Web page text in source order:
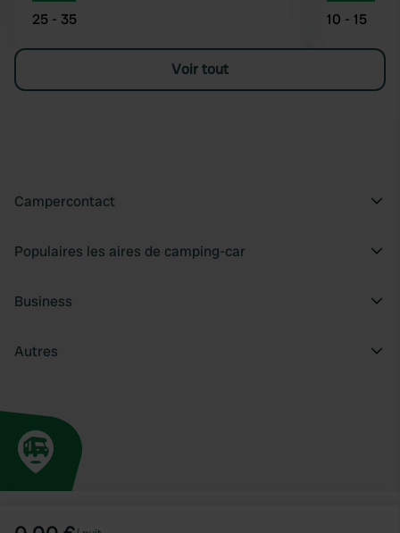
25 - 35 10 - 15
Voir tout
Campercontact
Populaires les aires de camping-car
Business
Autres